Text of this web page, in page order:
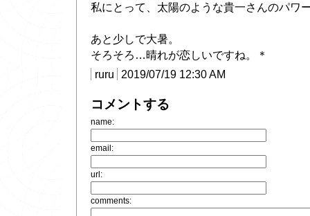
私にとって、太陽のような貴一さんのパワ
あと少しで大暑。
そろそろ…晴れが恋しいですね。＊
ruru
2019/07/19 12:30 AM
コメントする
name:
email:
url:
comments: